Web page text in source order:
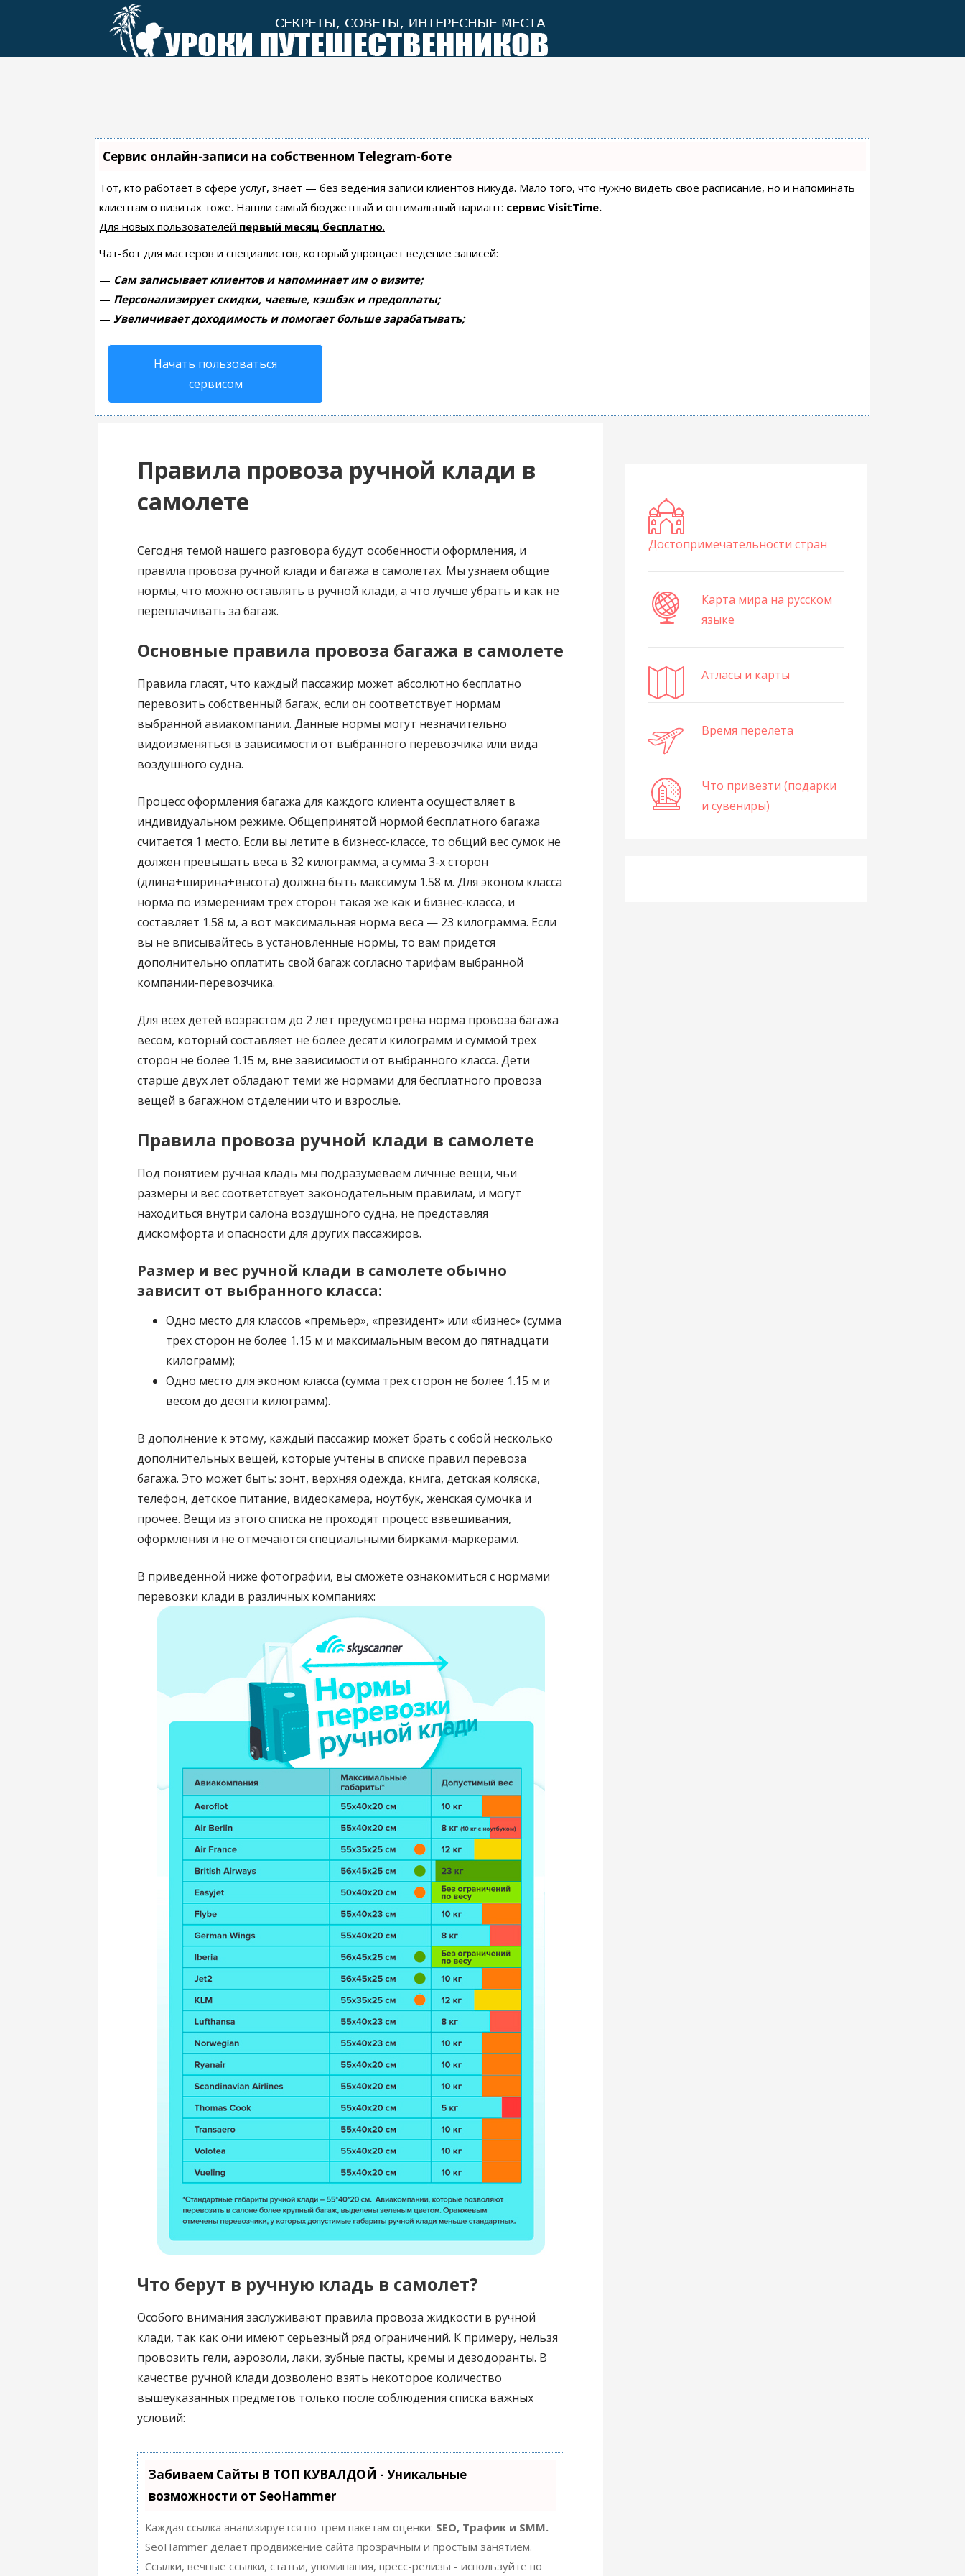
Сервис онлайн-записи на собственном Telegram-боте
Тот, кто работает в сфере услуг, знает — без ведения записи клиентов никуда. Мало того, что нужно видеть свое расписание, но и напоминать
клиентам о визитах тоже. Нашли самый бюджетный и оптимальный вариант: сервис VisitTime.
Для новых пользователей первый месяц бесплатно.
Чат-бот для мастеров и специалистов, который упрощает ведение записей:
— Сам записывает клиентов и напоминает им о визите;
— Персонализирует скидки, чаевые, кэшбэк и предоплаты;
— Увеличивает доходимость и помогает больше зарабатывать;
Начать пользоваться
сервисом
Правила провоза ручной клади в
самолете
Сегодня темой нашего разговора будут особенности оформления, и
правила провоза ручной клади и багажа в самолетах. Мы узнаем общие
нормы, что можно оставлять в ручной клади, а что лучше убрать и как не
переплачивать за багаж.
Основные правила провоза багажа в самолете
Правила гласят, что каждый пассажир может абсолютно бесплатно
перевозить собственный багаж, если он соответствует нормам
выбранной авиакомпании. Данные нормы могут незначительно
видоизменяться в зависимости от выбранного перевозчика или вида
воздушного судна.
Процесс оформления багажа для каждого клиента осуществляет в
индивидуальном режиме. Общепринятой нормой бесплатного багажа
считается 1 место. Если вы летите в бизнесс-классе, то общий вес сумок не
должен превышать веса в 32 килограмма, а сумма 3-х сторон
(длина+ширина+высота) должна быть максимум 1.58 м. Для эконом класса
норма по измерениям трех сторон такая же как и бизнес-класса, и
составляет 1.58 м, а вот максимальная норма веса — 23 килограмма. Если
вы не вписывайтесь в установленные нормы, то вам придется
дополнительно оплатить свой багаж согласно тарифам выбранной
компании-перевозчика.
Для всех детей возрастом до 2 лет предусмотрена норма провоза багажа
весом, который составляет не более десяти килограмм и суммой трех
сторон не более 1.15 м, вне зависимости от выбранного класса. Дети
старше двух лет обладают теми же нормами для бесплатного провоза
вещей в багажном отделении что и взрослые.
Правила провоза ручной клади в самолете
Под понятием ручная кладь мы подразумеваем личные вещи, чьи
размеры и вес соответствует законодательным правилам, и могут
находиться внутри салона воздушного судна, не представляя
дискомфорта и опасности для других пассажиров.
Размер и вес ручной клади в самолете обычно
зависит от выбранного класса:
Одно место для классов «премьер», «президент» или «бизнес» (сумма
трех сторон не более 1.15 м и максимальным весом до пятнадцати
килограмм);
Одно место для эконом класса (сумма трех сторон не более 1.15 м и
весом до десяти килограмм).
В дополнение к этому, каждый пассажир может брать с собой несколько
дополнительных вещей, которые учтены в списке правил перевоза
багажа. Это может быть: зонт, верхняя одежда, книга, детская коляска,
телефон, детское питание, видеокамера, ноутбук, женская сумочка и
прочее. Вещи из этого списка не проходят процесс взвешивания,
оформления и не отмечаются специальными бирками-маркерами.
В приведенной ниже фотографии, вы сможете ознакомиться с нормами
перевозки клади в различных компаниях:
Что берут в ручную кладь в самолет?
Особого внимания заслуживают правила провоза жидкости в ручной
клади, так как они имеют серьезный ряд ограничений. К примеру, нельзя
провозить гели, аэрозоли, лаки, зубные пасты, кремы и дезодоранты. В
качестве ручной клади дозволено взять некоторое количество
вышеуказанных предметов только после соблюдения списка важных
условий:
Забиваем Сайты В ТОП КУВАЛДОЙ - Уникальные
возможности от SeoHammer
Каждая ссылка анализируется по трем пакетам оценки: SEO, Трафик и SMM.
SeoHammer делает продвижение сайта прозрачным и простым занятием.
Ссылки, вечные ссылки, статьи, упоминания, пресс-релизы - используйте по
Достопримечательности стран
Карта мира на русском
языке
Атласы и карты
Время перелета
Что привезти (подарки
и сувениры)